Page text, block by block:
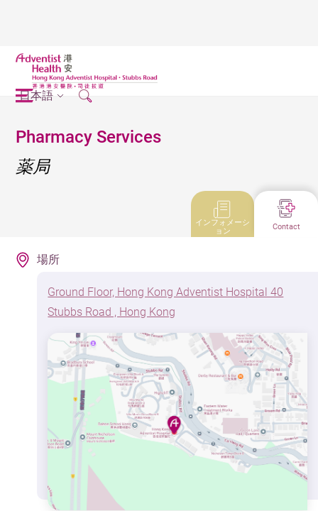
日本語
Pharmacy Services
薬局
インフォメーシ
ョン
Contact
場所
Ground Floor, Hong Kong Adventist Hospital 40
Stubbs Road , Hong Kong